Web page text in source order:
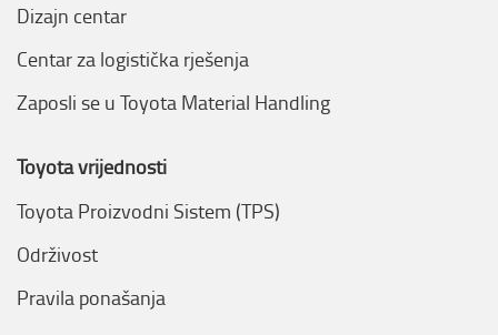
Dizajn centar
Centar za logistička rješenja
Zaposli se u Toyota Material Handling
Toyota vrijednosti
Toyota Proizvodni Sistem (TPS)
Održivost
Pravila ponašanja